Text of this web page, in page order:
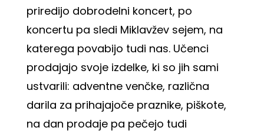
priredijo dobrodelni koncert, po
koncertu pa sledi Miklavžev sejem, na
katerega povabijo tudi nas. Učenci
prodajajo svoje izdelke, ki so jih sami
ustvarili: adventne venčke, različna
darila za prihajajoče praznike, piškote,
na dan prodaje pa pečejo tudi